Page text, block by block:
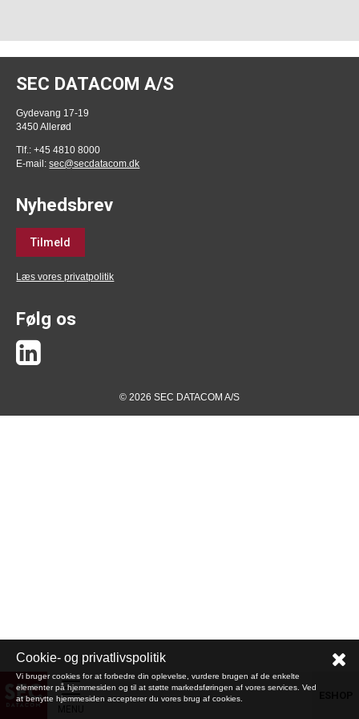
SEC DATACOM A/S
Gydevang 17-19
3450 Allerød
Tlf.: +45 4810 8000
E-mail:sec@secdatacom.dk
Nyhedsbrev
Tilmeld
Læs vores privatpolitik
Følg os
© 2026 SEC DATACOM A/S
Cookie- og privatlivspolitik
Vi bruger cookies for at forbedre din oplevelse, vurdere brugen af de enkelte
elementer på hjemmesiden og til at støtte markedsføringen af vores services. Ved
at benytte hjemmesiden accepterer du vores brug af cookies.